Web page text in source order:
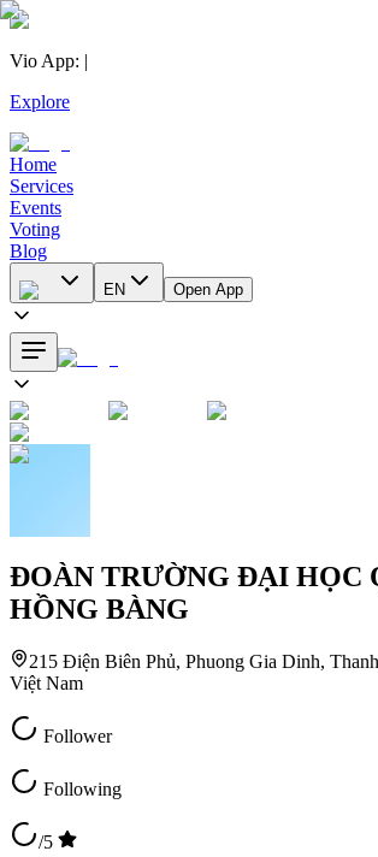
Vio App: |
Explore
Home
Services
Events
Voting
Blog
EN Open App
ĐOÀN TRƯỜNG ĐẠI HỌC
HỒNG BÀNG
215 Điện Biên Phủ, Phuong Gia Dinh,
Việt Nam
Follower
Following
/5